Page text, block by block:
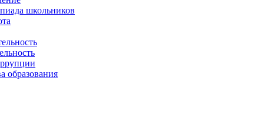
школьников
образования